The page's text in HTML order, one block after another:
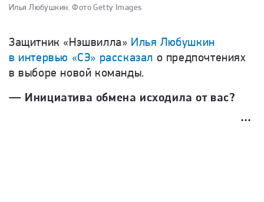
Илья Любушкин. Фото Getty Images
Защитник «Нэшвилла» Илья Любушкин
в интервью «СЭ» рассказал о предпочтениях
в выборе новой команды.
— Инициатива обмена исходила от вас?